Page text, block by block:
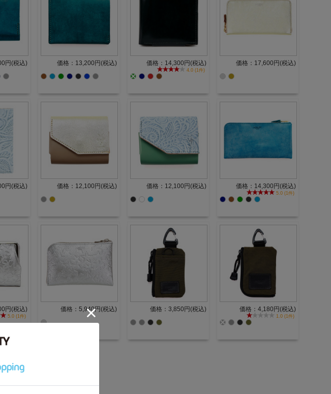
円(税込) 価格：13,200円(税込) 価格：14,300円(税込)
4.0 (1件)
価格：17,600円(税込)
円(税込) 価格：12,100円(税込) 価格：12,100円(税込) 価格：14,300円(税込)
5.0 (1件)
円(税込)
5.0 (1件)
価格：5,940円(税込) 価格：3,850円(税込) 価格：4,180円(税込)
1.0 (1件)